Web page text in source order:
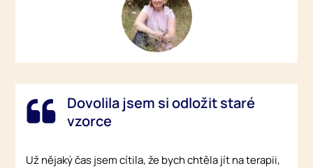
Dovolila jsem si odložit staré
vzorce
Už nějaký čas jsem cítila, že bych chtěla jít na terapii,